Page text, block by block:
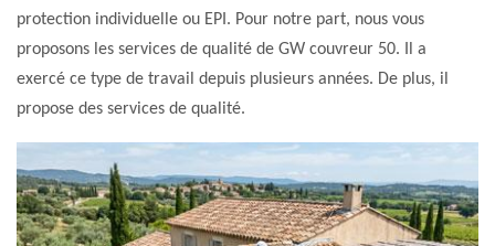
protection individuelle ou EPI. Pour notre part, nous vous
proposons les services de qualité de GW couvreur 50. Il a
exercé ce type de travail depuis plusieurs années. De plus, il
propose des services de qualité.